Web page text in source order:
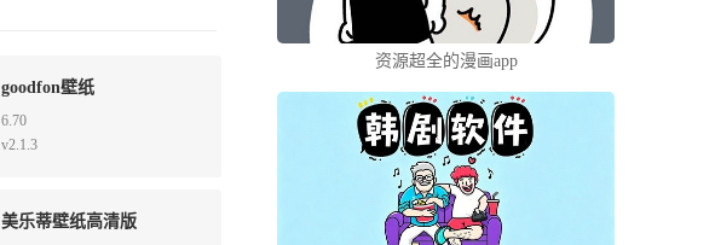
goodfon壁纸
6.70
v2.1.3
美乐蒂壁纸高清版
资源超全的漫画app